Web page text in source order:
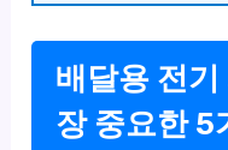
배달용 전
장 중요한 5